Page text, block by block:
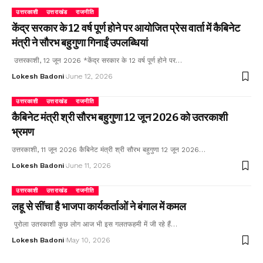
उत्तरकाशी उत्तराखंड राजनीति
केंद्र सरकार के 12 वर्ष पूर्ण होने पर आयोजित प्रेस वार्ता में कैबिनेट
मंत्री ने सौरभ बहुगुणा गिनाईं उपलब्धियां
उत्तरकाशी, 12 जून 2026 *केंद्र सरकार के 12 वर्ष पूर्ण होने पर…
Lokesh Badoni June 12, 2026
उत्तरकाशी उत्तराखंड राजनीति
कैबिनेट मंत्री श्री सौरभ बहुगुणा 12 जून 2026 को उतरकाशी
भ्रमण
उत्तरकाशी, 11 जून 2026 कैबिनेट मंत्री श्री सौरभ बहुगुणा 12 जून 2026…
Lokesh Badoni June 11, 2026
उत्तरकाशी उत्तराखंड राजनीति
लहू से सींचा है भाजपा कार्यकर्ताओं ने बंगाल में कमल
पुरोला उतरकाशी कुछ लोग आज भी इस गलतफहमी में जी रहे हैं…
Lokesh Badoni May 10, 2026